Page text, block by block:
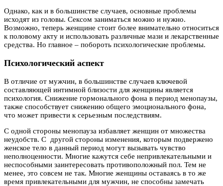
Однако, как и в большинстве случаев, основные проблемы
исходят из головы. Сексом заниматься можно и нужно.
Возможно, теперь женщине стоит более внимательно относиться
к половому акту и использовать различные мази и лекарственные
средства. Но главное – побороть психологические проблемы.
Психологический аспект
В отличие от мужчин, в большинстве случаев ключевой
составляющей интимной близости для женщины является
психология. Снижение гормонального фона в период менопаузы,
также способствует снижению общего эмоционального фона,
что может привести к серьезным последствиям.
С одной стороны менопауза избавляет женщин от множества
неудобств. С другой стороны изменения, которым подвержено
женское тело в данный период могут вызывать чувство
неполноценности. Многие кажутся себе непривлекательными и
неспособными заинтересовать противоположный пол. Тем не
менее, это совсем не так. Многие женщины оставаясь в то же
время привлекательными для мужчин, не способны замечать